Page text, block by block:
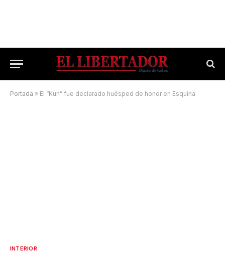
Portada » El “Kun” fue declarado huésped de honor en Esquina
INTERIOR